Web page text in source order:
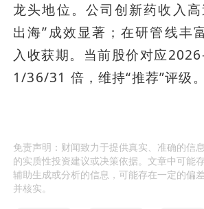
龙头地位。公司创新药收入
出海”成效显著；在研管线丰
入收获期。当前股价对应
1/36/31 倍，维持“推荐”评级。
免责声明：财闻致力于提供真实、准确的信
的实质性投资建议或决策依据。文章中可能
辅助生成或分析的信息，可能存在一定的偏
并核实。